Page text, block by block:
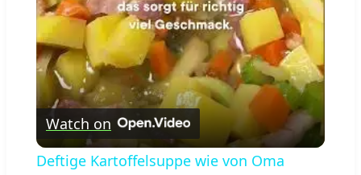
Watch on
Deftige Kartoffelsuppe wie von Oma